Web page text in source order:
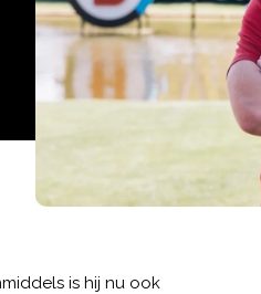
is hij nu ook